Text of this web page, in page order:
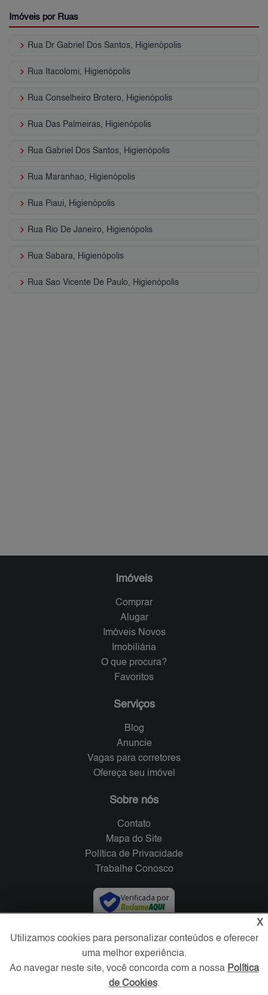
Imóveis por Ruas
keyboard_arrow_right Rua Dr Gabriel Dos Santos, Higienópolis
keyboard_arrow_right Rua Itacolomi, Higienópolis
keyboard_arrow_right Rua Conselheiro Brotero, Higienópolis
keyboard_arrow_right Rua Das Palmeiras, Higienópolis
keyboard_arrow_right Rua Gabriel Dos Santos, Higienópolis
keyboard_arrow_right Rua Maranhao, Higienópolis
keyboard_arrow_right Rua Piaui, Higienópolis
keyboard_arrow_right Rua Rio De Janeiro, Higienópolis
keyboard_arrow_right Rua Sabara, Higienópolis
keyboard_arrow_right Rua Sao Vicente De Paulo, Higienópolis
Imóveis
Comprar
Alugar
Imóveis Novos
Imobiliária
O que procura?
Favoritos
Serviços
Blog
Anuncie
Vagas para corretores
Ofereça seu imóvel
Sobre nós
Contato
Mapa do Site
Política de Privacidade
Trabalhe Conosco
Verificada por
Redes Sociais
X
Utilizamos cookies para personalizar conteúdos e oferecer
uma melhor experiência.
Ao navegar neste site, você concorda com a nossa Política
de Cookies.